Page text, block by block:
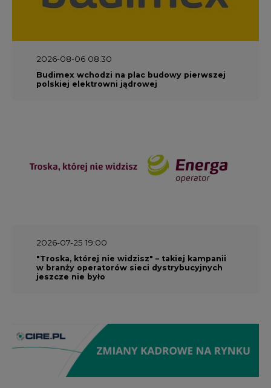
2026-08-06 08:30
Budimex wchodzi na plac budowy pierwszej
polskiej elektrowni jądrowej
2026-07-25 19:00
"Troska, której nie widzisz" – takiej kampanii
w branży operatorów sieci dystrybucyjnych
jeszcze nie było